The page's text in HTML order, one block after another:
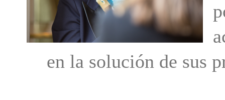
en la solución de sus